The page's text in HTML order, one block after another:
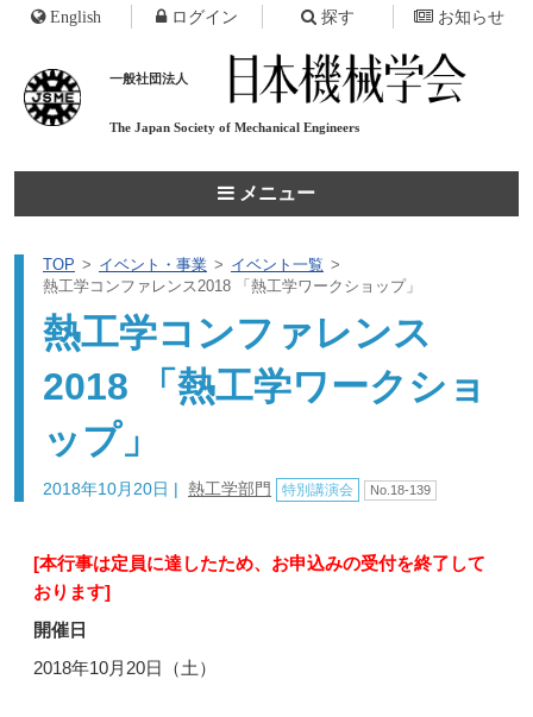
一般社団法人
The Japan Society of Mechanical Engineers
メニュー
English ログイン 探す お知らせ
TOP イベント・事業
イベント一覧
熱工学コンファレンス2018 「熱工学ワークショップ」
熱工学コンファレンス
2018 「熱工学ワークショ
ップ」
2018年10月20日 | 熱工学部門 特別講演会 No.18-139
[本行事は定員に達したため、お申込みの受付を終了して
おります]
開催日
2018年10月20日（土）